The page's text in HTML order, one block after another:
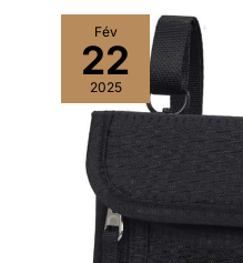
Fév
22
2025